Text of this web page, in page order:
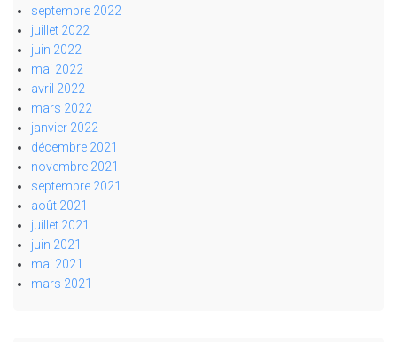
septembre 2022
juillet 2022
juin 2022
mai 2022
avril 2022
mars 2022
janvier 2022
décembre 2021
novembre 2021
septembre 2021
août 2021
juillet 2021
juin 2021
mai 2021
mars 2021